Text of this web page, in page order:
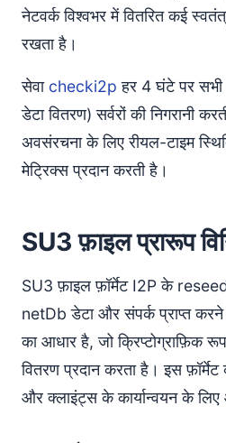
नेटवर्क विश्वभर में वितरित कई
रखता है।
सेवा checki2p हर 4 घंटे पर
डेटा वितरण) सर्वरों की निगरानी
अवसंरचना के लिए रीयल-टाइम
मेट्रिक्स प्रदान करती है।
SU3 फ़ाइल प्रारूप
SU3 फ़ाइल फ़ॉर्मेट I2P के
netDb डेटा और संपर्क प्राप्त करने
का आधार है, जो क्रिप्टोग्राफ़िक रूप
वितरण प्रदान करता है। इस
और क्लाइंट्स के कार्यान्वयन के